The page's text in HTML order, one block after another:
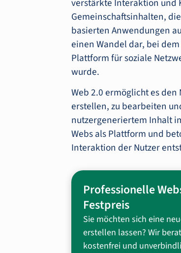
verstärkte Interaktion und
Gemeinschaftsinhalten,
basierten Anwendungen
einen Wandel dar, bei
Plattform für soziale
wurde.
Web 2.0 ermöglicht es
erstellen, zu bearbeiten
nutzergeneriertem Inhalt
Webs als Plattform und
Interaktion der Nutzer
Professionelle
Festpreis
Sie möchten sich eine
erstellen lassen? Wir
kostenfrei und